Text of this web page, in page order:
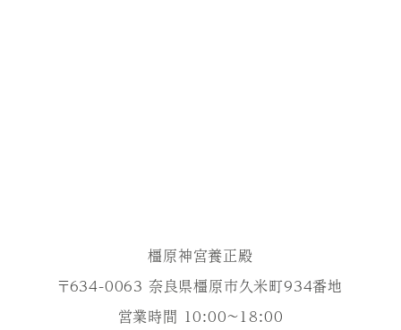
橿原神宮養正殿
〒634-0063 奈良県橿原市久米町934番地
営業時間 10:00～18:00